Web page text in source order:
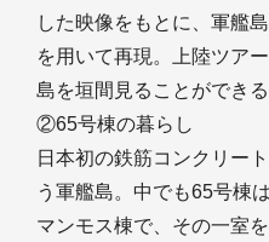
した映像をもとに、軍艦
を用いて再現。上陸ツア
島を垣間見ることができる
②65号棟の暮らし
日本初の鉄筋コンクリー
う軍艦島。中でも65号棟
マンモス棟で、その一室